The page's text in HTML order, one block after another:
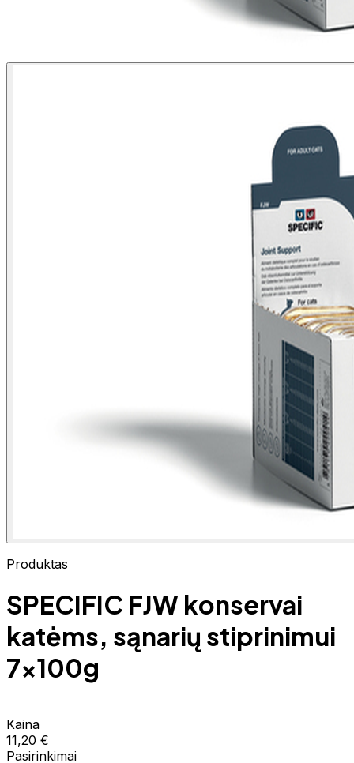
Produktas
SPECIFIC FJW konservai
katėms, sąnarių stiprinimui
7x100g
Kaina
11,20 €
Pasirinkimai